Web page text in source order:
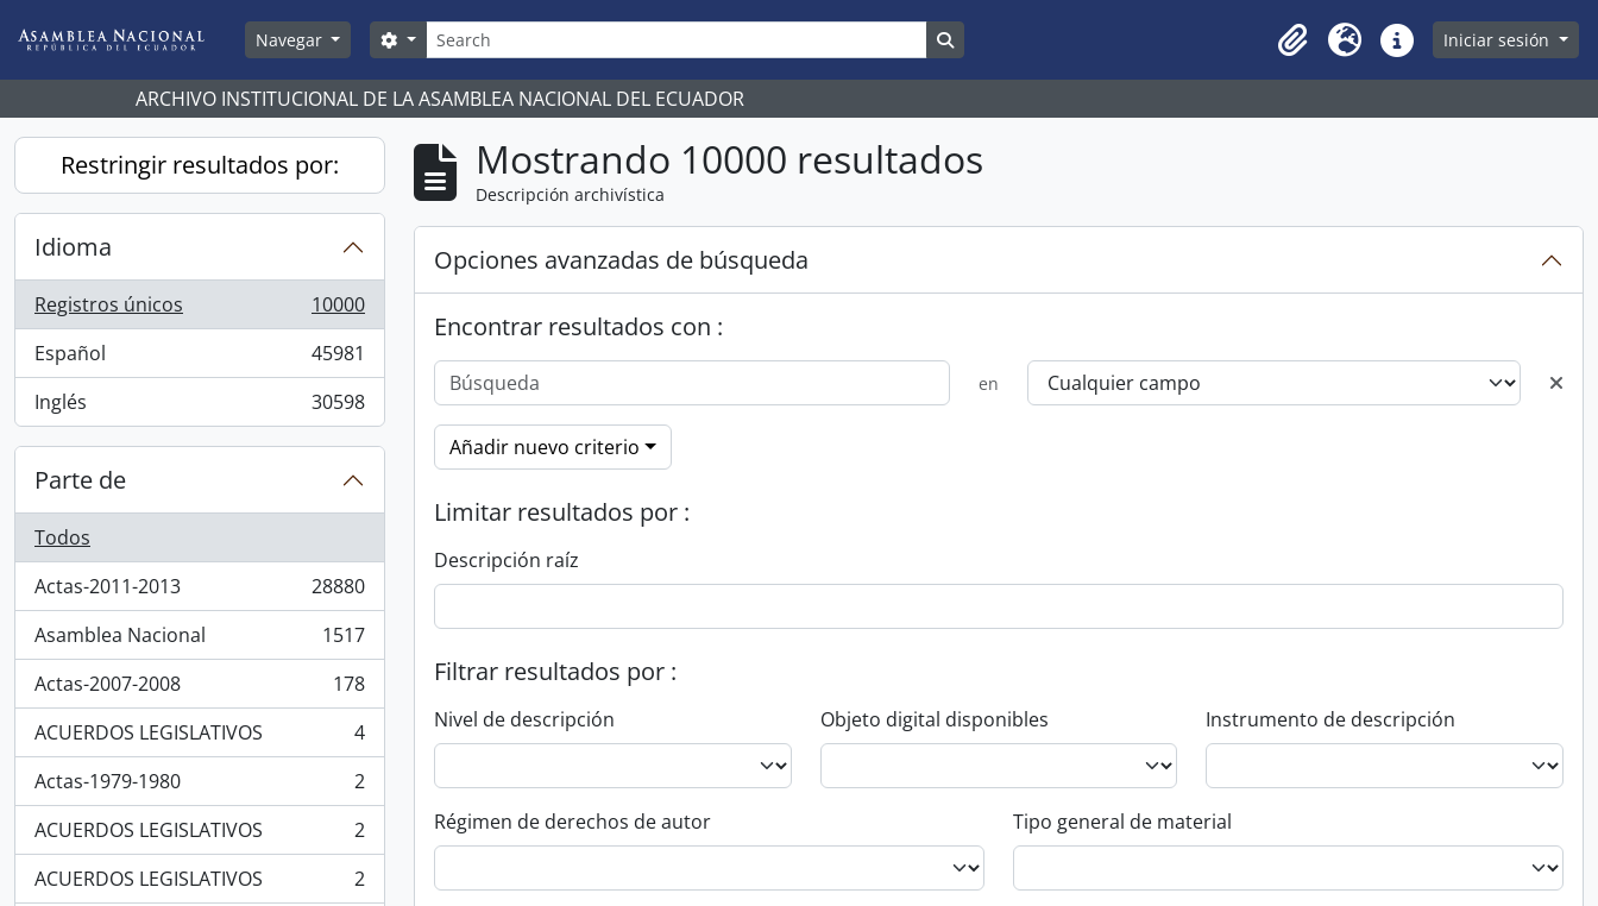
Navegar
Búsqueda
Search options
Clipboard
Idioma Enlaces rápidos
Iniciar sesión
ARCHIVO INSTITUCIONAL DE LA ASAMBLEA NACIONAL DEL ECUADOR
Restringir resultados por:
Idioma
Registros únicos
, 10000 resultados
10000
Español
, 45981 resultados
45981
Inglés
, 30598 resultados 30598
Parte de
Todos
Actas-2011-2013
, 28880 resultados
28880
Asamblea Nacional
, 1517 resultados
1517
Actas-2007-2008
, 178 resultados
178
ACUERDOS LEGISLATIVOS
, 4 resultados
4
Actas-1979-1980
, 2 resultados
2
ACUERDOS LEGISLATIVOS
, 2 resultados
2
ACUERDOS LEGISLATIVOS
, 2 resultados
2
Mostrando 10000 resultados
Descripción archivística
Opciones avanzadas de búsqueda
Encontrar resultados con :
en
Añadir nuevo criterio
Limitar resultados por :
Descripción raíz
Filtrar resultados por :
Nivel de descripción Objeto digital disponibles Instrumento de descripción
Régimen de derechos de autor Tipo general de material